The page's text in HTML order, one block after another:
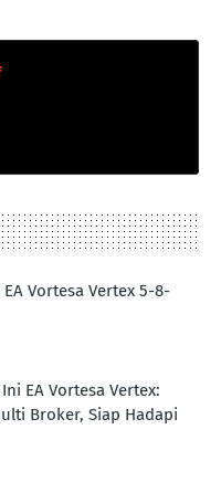
Vortesa Vertex 5-8-
EA Vortesa Vertex:
Broker, Siap Hadapi